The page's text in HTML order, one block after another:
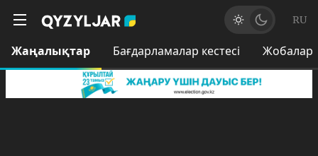
RU
Жаңалықтар Бағдарламалар кестесі Жобалар